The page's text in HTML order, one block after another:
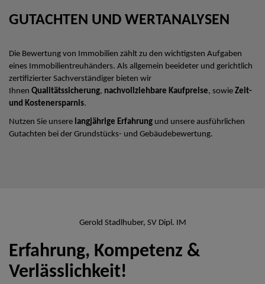
GUTACHTEN UND WERTANALYSEN
Die Bewertung von Immobilien zählt zu den wichtigsten Aufgaben
eines Immobilientreuhänders. Als allgemein beeideter und gerichtlich
zertifizierter Sachverständiger bieten wir
Ihnen Qualitätssicherung, nachvollziehbare Kaufpreise, sowie Zeit-
und Kostenersparnis.
Nutzen Sie unsere langjährige Erfahrung und unsere ausführlichen
Gutachten bei der Grundstücks- und Gebäudebewertung.
Gerold Stadlhuber, SV Dipl. IM
Erfahrung, Kompetenz &
Verlässlichkeit!